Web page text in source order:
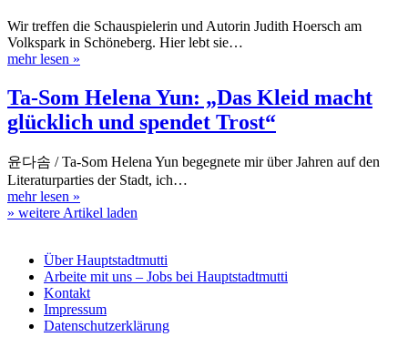
Wir treffen die Schauspielerin und Autorin Judith Hoersch am
Volkspark in Schöneberg. Hier lebt sie…
mehr lesen »
Ta-Som Helena Yun: „Das Kleid macht
glücklich und spendet Trost“
윤다솜 / Ta-Som Helena Yun begegnete mir über Jahren auf den
Literaturparties der Stadt, ich…
mehr lesen »
» weitere Artikel laden
Über Hauptstadtmutti
Arbeite mit uns – Jobs bei Hauptstadtmutti
Kontakt
Impressum
Datenschutzerklärung